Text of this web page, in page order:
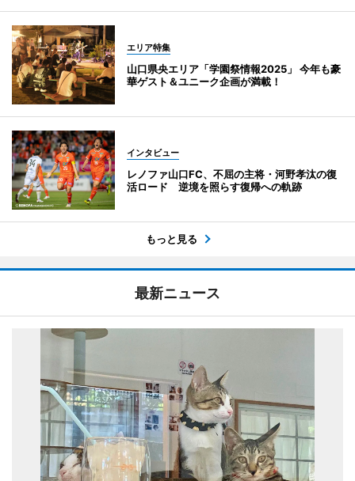
エリア特集
山口県央エリア「学園祭情報2025」 今年も豪
華ゲスト＆ユニーク企画が満載！
インタビュー
レノファ山口FC、不屈の主将・河野孝汰の復
活ロード 逆境を照らす復帰への軌跡
もっと見る
最新ニュース